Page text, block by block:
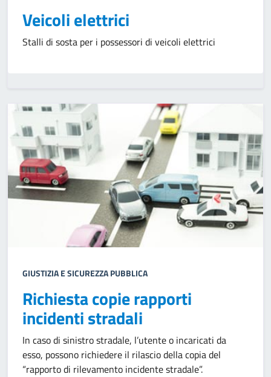
Veicoli elettrici
Stalli di sosta per i possessori di veicoli elettrici
GIUSTIZIA E SICUREZZA PUBBLICA
Richiesta copie rapporti
incidenti stradali
In caso di sinistro stradale, l’utente o incaricati da
esso, possono richiedere il rilascio della copia del
“rapporto di rilevamento incidente stradale”.